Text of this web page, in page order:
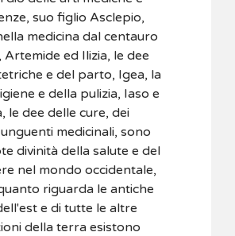
suo figlio Asclepio,
medicina dal centauro
Artemide ed Ilizia, le dee
e del parto, Igea, la
e della pulizia, Iaso e
le dee delle cure, dei
medicinali, sono
divinità della salute e del
nel mondo occidentale,
riguarda le antiche
e di tutte le altre
della terra esistono